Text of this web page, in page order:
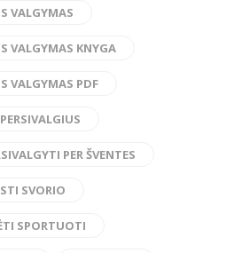
VALGYMAS
VALGYMAS KNYGA
VALGYMAS PDF
PER ŠVENTES
SVORIO
SPORTUOTI